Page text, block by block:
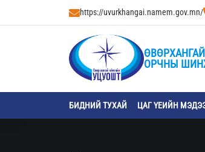
https://uvurkhangai.namem.gov.mn/
ОРЧНЫ
БИДНИЙ ТУХАЙ ЦАГ ҮЕИЙН